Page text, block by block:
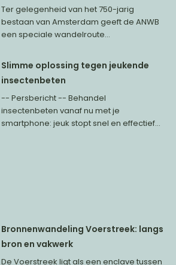
Ter gelegenheid van het 750-jarig
bestaan van Amsterdam geeft de ANWB
een speciale wandelroute...
Slimme oplossing tegen jeukende
insectenbeten
-- Persbericht -- Behandel
insectenbeten vanaf nu met je
smartphone: jeuk stopt snel en effectief...
Bronnenwandeling Voerstreek: langs
bron en vakwerk
De Voerstreek ligt als een enclave tussen